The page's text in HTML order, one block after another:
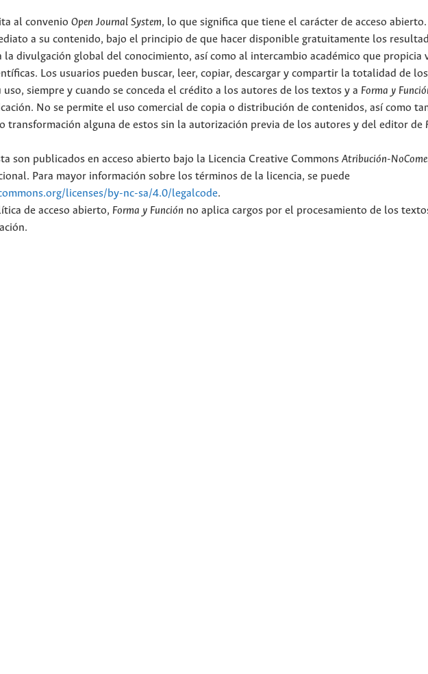
al convenio Open Journal System, lo que significa que tiene el carácter de acceso abierto.
a su contenido, bajo el principio de que hacer disponible gratuitamente los
la divulgación global del conocimiento, así como al intercambio académico que propicia
Los usuarios pueden buscar, leer, copiar, descargar y compartir la totalidad de
uso, siempre y cuando se conceda el crédito a los autores de los textos y a Forma y
No se permite el uso comercial de copia o distribución de contenidos, así como
transformación alguna de estos sin la autorización previa de los autores y del editor de
son publicados en acceso abierto bajo la Licencia Creative Commons Atribución-
Para mayor información sobre los términos de la licencia, se puede
licenses/by-nc-sa/4.0/legalcode.
de acceso abierto, Forma y Función no aplica cargos por el procesamiento de los